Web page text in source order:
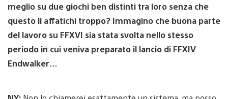
meglio su due giochi ben distinti tra loro senza che
questo li affatichi troppo? Immagino che buona parte
del lavoro su FFXVI sia stata svolta nello stesso
periodo in cui veniva preparato il lancio di FFXIV
Endwalker…